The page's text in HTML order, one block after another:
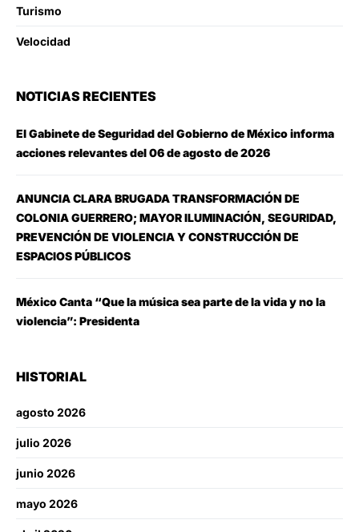
Turismo
Velocidad
NOTICIAS RECIENTES
El Gabinete de Seguridad del Gobierno de México informa
acciones relevantes del 06 de agosto de 2026
ANUNCIA CLARA BRUGADA TRANSFORMACIÓN DE
COLONIA GUERRERO; MAYOR ILUMINACIÓN, SEGURIDAD,
PREVENCIÓN DE VIOLENCIA Y CONSTRUCCIÓN DE
ESPACIOS PÚBLICOS
México Canta “Que la música sea parte de la vida y no la
violencia”: Presidenta
HISTORIAL
agosto 2026
julio 2026
junio 2026
mayo 2026